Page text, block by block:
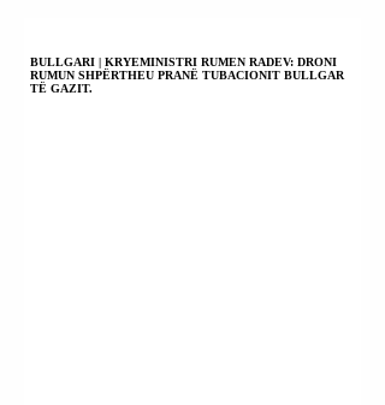
BULLGARI | KRYEMINISTRI RUMEN RADEV: DRONI
RUMUN SHPËRTHEU PRANË TUBACIONIT BULLGAR
TË GAZIT.